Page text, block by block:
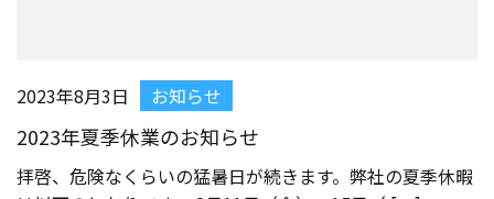
2023年8月3日 お知らせ
2023年夏季休業のお知らせ
拝啓、危険なくらいの猛暑日が続きます。弊社の夏季休暇